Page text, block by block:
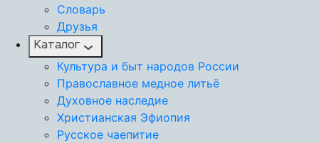
Словарь
Друзья
Каталог
Культура и быт народов России
Православное медное литьё
Духовное наследие
Христианская Эфиопия
Русское чаепитие